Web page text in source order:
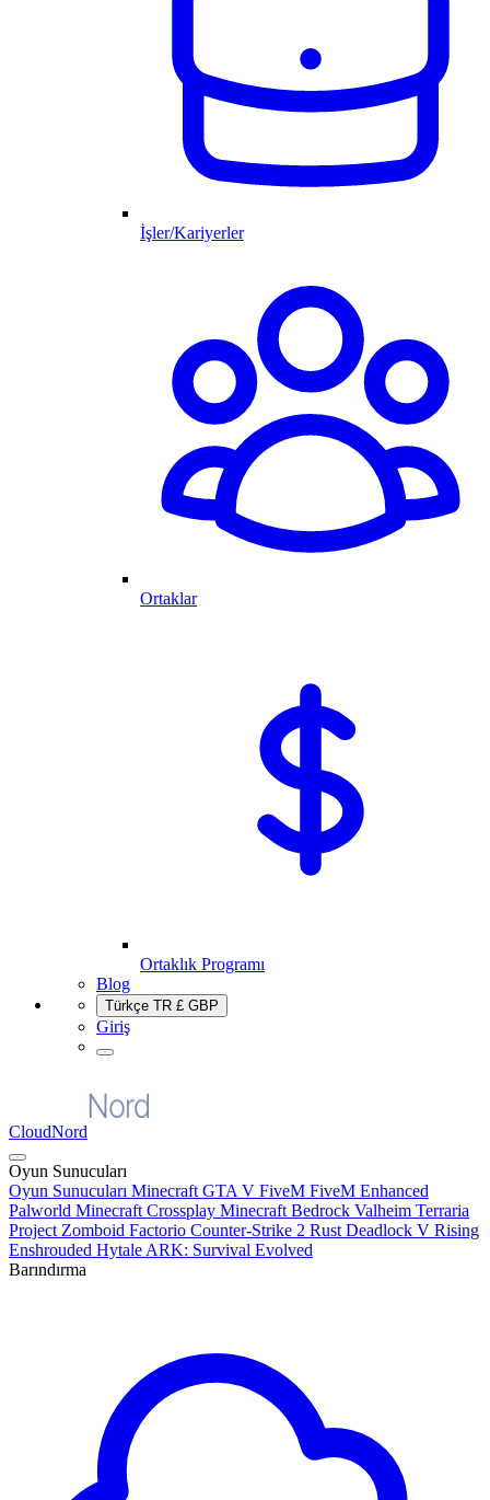
İşler/Kariyerler
Ortaklar
Ortaklık Programı
Blog
Türkçe TR £ GBP
Giriş
CloudNord
Oyun Sunucuları
Oyun Sunucuları Minecraft GTA V FiveM FiveM Enhanced
Palworld Minecraft Crossplay Minecraft Bedrock Valheim Terraria
Project Zomboid Factorio Counter-Strike 2 Rust Deadlock V Rising
Enshrouded Hytale ARK: Survival Evolved
Barındırma